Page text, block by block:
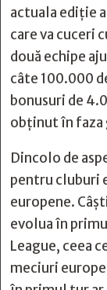
actuala ediție
care va cuceri
două echipe
câte 100.000
bonusuri de
obținut în faza
Dincolo de
pentru cluburi
europene.
evolua în
League, ceea
meciuri